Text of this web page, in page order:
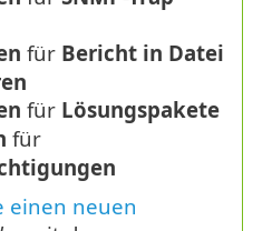
für Bericht in Datei
für Lösungspakete
für
einen neuen